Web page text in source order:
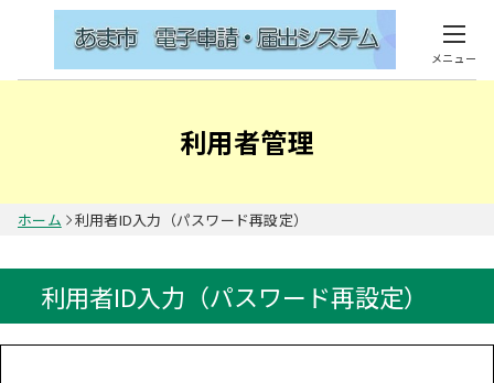
メニュー
利用者管理
ホーム 利用者ID入力（パスワード再設定）
利用者ID入力（パスワード再設定）